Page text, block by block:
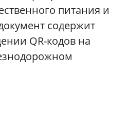
питания и
содержит
QR-кодов на